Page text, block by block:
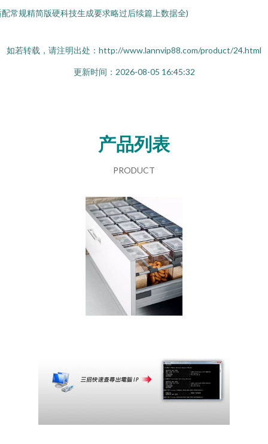
配常规精简版硬科技生成要求略过后续篇上数据全)
如若转载，请注明出处：http://www.lannvip88.com/product/24.html
更新时间：2026-08-05 16:45:32
产品列表
PRODUCT